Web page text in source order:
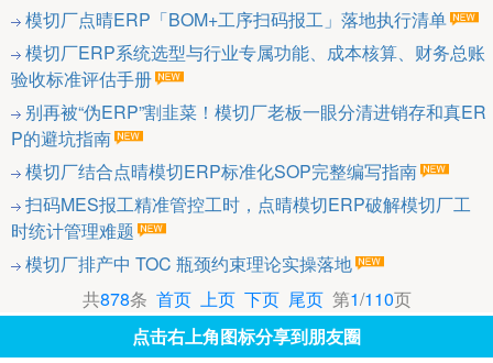
模切厂点晴ERP「BOM+工序扫码报工」落地执行清单
模切厂ERP系统选型与行业专属功能、成本核算、财务总账
验收标准评估手册
别再被“伪ERP”割韭菜！模切厂老板一眼分清进销存和真ER
P的避坑指南
模切厂结合点晴模切ERP标准化SOP完整编写指南
扫码MES报工精准管控工时，点晴模切ERP破解模切厂工
时统计管理难题
模切厂排产中 TOC 瓶颈约束理论实操落地
共878条 首页 上页 下页 尾页第1/110页
点击右上角图标分享到朋友圈